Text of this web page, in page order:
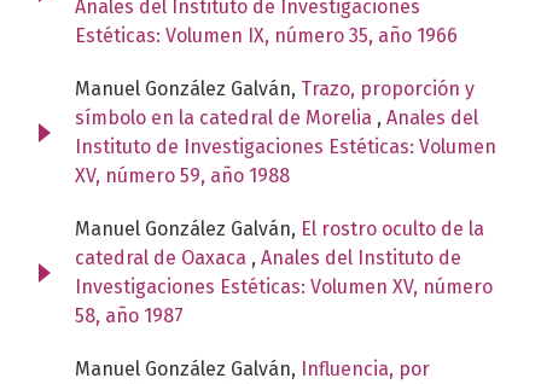
Anales del Instituto de Investigaciones
Estéticas: Volumen IX, número 35, año 1966
Manuel González Galván, Trazo, proporción y
símbolo en la catedral de Morelia , Anales del
Instituto de Investigaciones Estéticas: Volumen
XV, número 59, año 1988
Manuel González Galván, El rostro oculto de la
catedral de Oaxaca , Anales del Instituto de
Investigaciones Estéticas: Volumen XV, número
58, año 1987
Manuel González Galván, Influencia, por